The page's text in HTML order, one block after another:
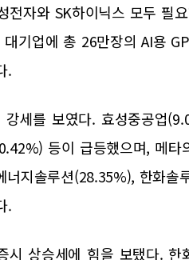
전자와 SK하이닉스 모두 필
기업에 총 26만장의 AI용
.
세를 보였다. 효성중공업
등이 급등했으며, 메
너지솔루션(28.35%), 한화솔
.
시 상승세에 힘을 보탰다. 한